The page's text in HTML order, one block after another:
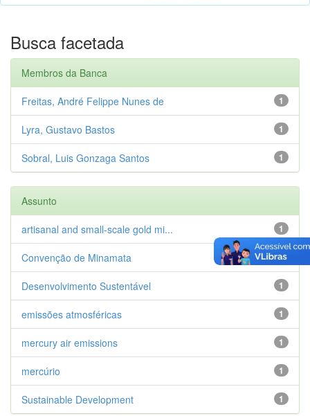
Busca facetada
Membros da Banca
1
Freitas, André Felippe Nunes de
1
Lyra, Gustavo Bastos
1
Sobral, Luis Gonzaga Santos
Assunto
1
artisanal and small-scale gold mi...
1
Convenção de Minamata
1
Desenvolvimento Sustentável
1
emissões atmosféricas
1
mercury air emissions
1
mercúrio
1
Sustainable Development